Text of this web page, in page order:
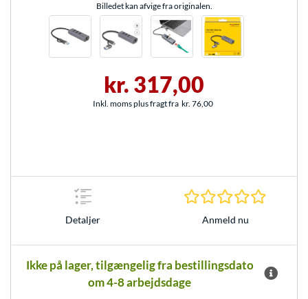
Billedet kan afvige fra originalen.
kr. 317,00
Inkl. moms plus fragt fra kr. 76,00
Detaljer Anmeld nu
Ikke på lager, tilgængelig fra bestillingsdato
om 4-8 arbejdsdage